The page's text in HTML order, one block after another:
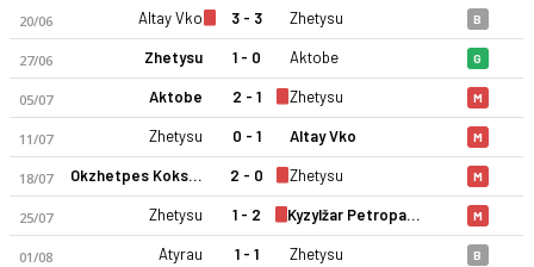
Zhetysu Taldykorgan 26-27 sezonu | Premier Lig'de 14.
20/06 Altay Vko 3 - 3 Zhetysu B
27/06 Zhetysu 1 - 0 Aktobe G
05/07 Aktobe 2 - 1 Zhetysu M
11/07 Zhetysu 0 - 1 Altay Vko M
18/07 Okzhetpes Kokshetau 2 - 0 Zhetysu M
25/07 Zhetysu 1 - 2 Kyzylžar Petropavlovsk M
01/08 Atyrau 1 - 1 Zhetysu B